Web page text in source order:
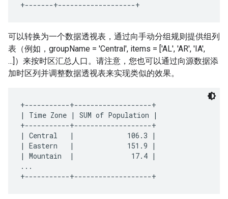
可以转换为一个数据透视表，通过向手动分组规则提供组列
表（例如，groupName = 'Central', items = ['AL', 'AR', 'IA',
...]）来按时区汇总人口。请注意，您也可以通过向源数据添
加时区列并调整数据透视表来实现类似的效果。
+-----------+-------------------+
| Time Zone | SUM of Population |
+-----------+-------------------+
| Central   |             106.3 |
| Eastern   |             151.9 |
| Mountain  |              17.4 |
...